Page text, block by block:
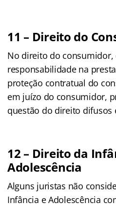
11 – Direito do
No direito do consumidor,
responsabilidade na
proteção contratual do
em juízo do consumidor,
questão do direito difusos
12 – Direito da
Adolescência
Alguns juristas não
Infância e Adolescência